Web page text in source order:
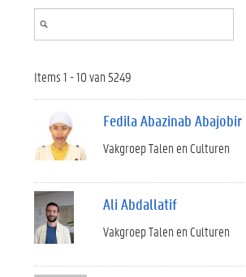
Items 1 - 10 van 5249
Fedila Abazinab Abajobir
Vakgroep Talen en Culturen
Ali Abdallatif
Vakgroep Talen en Culturen